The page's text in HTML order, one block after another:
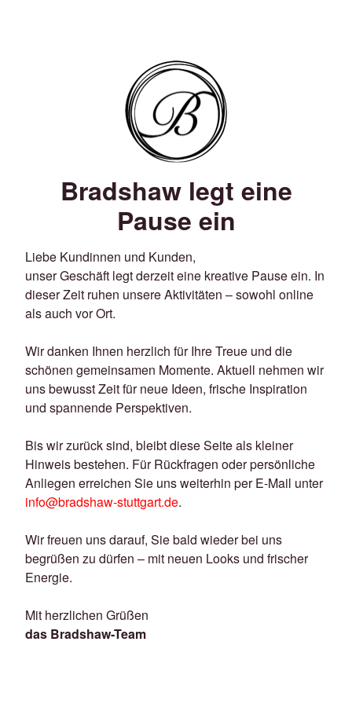
Bradshaw legt eine
Pause ein
Liebe Kundinnen und Kunden,
unser Geschäft legt derzeit eine kreative Pause ein. In
dieser Zeit ruhen unsere Aktivitäten – sowohl online
als auch vor Ort.
Wir danken Ihnen herzlich für Ihre Treue und die
schönen gemeinsamen Momente. Aktuell nehmen wir
uns bewusst Zeit für neue Ideen, frische Inspiration
und spannende Perspektiven.
Bis wir zurück sind, bleibt diese Seite als kleiner
Hinweis bestehen. Für Rückfragen oder persönliche
Anliegen erreichen Sie uns weiterhin per E-Mail unter
info@bradshaw-stuttgart.de.
Wir freuen uns darauf, Sie bald wieder bei uns
begrüßen zu dürfen – mit neuen Looks und frischer
Energie.
Mit herzlichen Grüßen
das Bradshaw-Team